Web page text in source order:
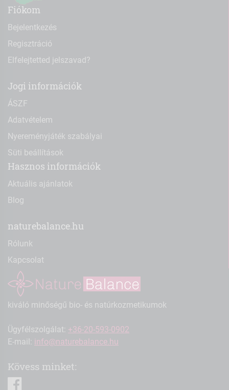
Fiókom
Bejelentkezés
Regisztráció
Elfelejtetted jelszavad?
Jogi információk
ÁSZF
Adatvételem
Nyereményjáték szabályai
Süti beállítások
Hasznos információk
Aktuális ajánlatok
Blog
naturebalance.hu
Rólunk
Kapcsolat
kiváló minőségű bio- és natúrkozmetikumok
Ügyfélszolgálat: +36-20-593-0902
E-mail: info@naturebalance.hu
Kövess minket: